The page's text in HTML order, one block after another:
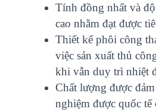
Tính đồng nhất và
cao nhằm đạt được
Thiết kế phôi công
việc sản xuất thủ
khi vẫn duy trì nhiệt
Chất lượng được
nghiệm được quốc tế